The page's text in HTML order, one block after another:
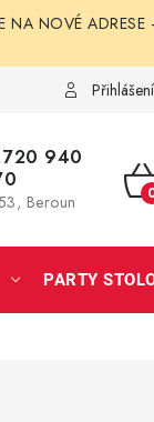
NA NOVÉ
Přihlášení
940
Beroun
PARTY